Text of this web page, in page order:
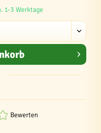
1-3 Werktage
Bewerten